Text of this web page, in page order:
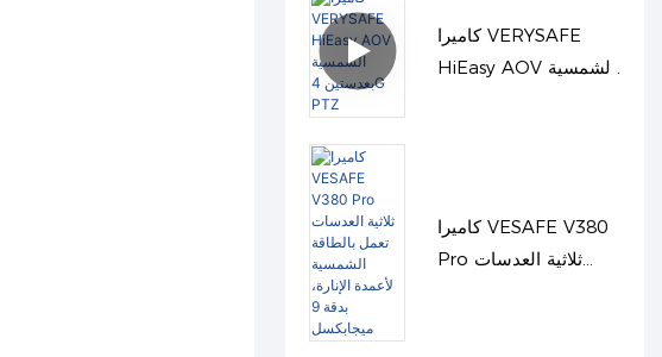
كاميرا VERYSAFE
HiEasy AOV الشمسية
كاميرا VESAFE V380
Pro ثلاثية العدسات